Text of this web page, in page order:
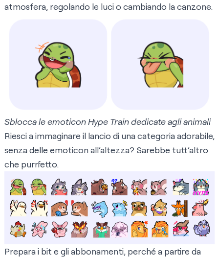
atmosfera, regolando le luci o cambiando la canzone.
Sblocca le emoticon Hype Train dedicate agli animali
Riesci a immaginare il lancio di una categoria adorabile,
senza delle emoticon all’altezza? Sarebbe tutt’altro
che purrfetto.
Prepara i bit e gli abbonamenti, perché a partire da